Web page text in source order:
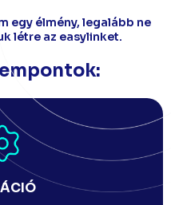
egy élmény, legalább ne
létre az easylinket.